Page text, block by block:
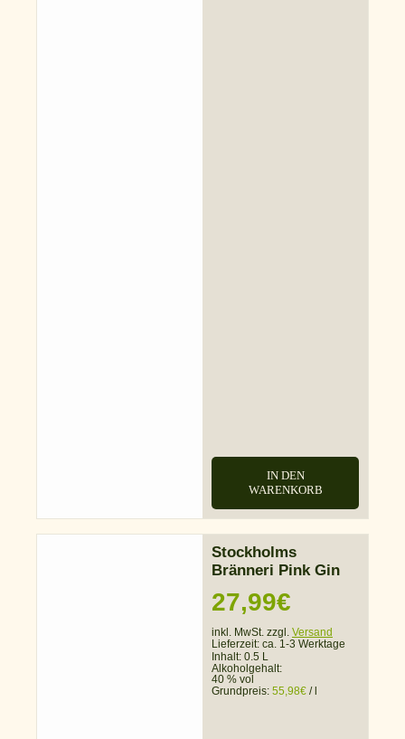
IN DEN
WARENKORB
Stockholms
Bränneri Pink Gin
27,99€
inkl. MwSt. zzgl. Versand
Lieferzeit: ca. 1-3 Werktage
Inhalt: 0.5 L
Alkoholgehalt:
40 % vol
Grundpreis: 55,98€ /